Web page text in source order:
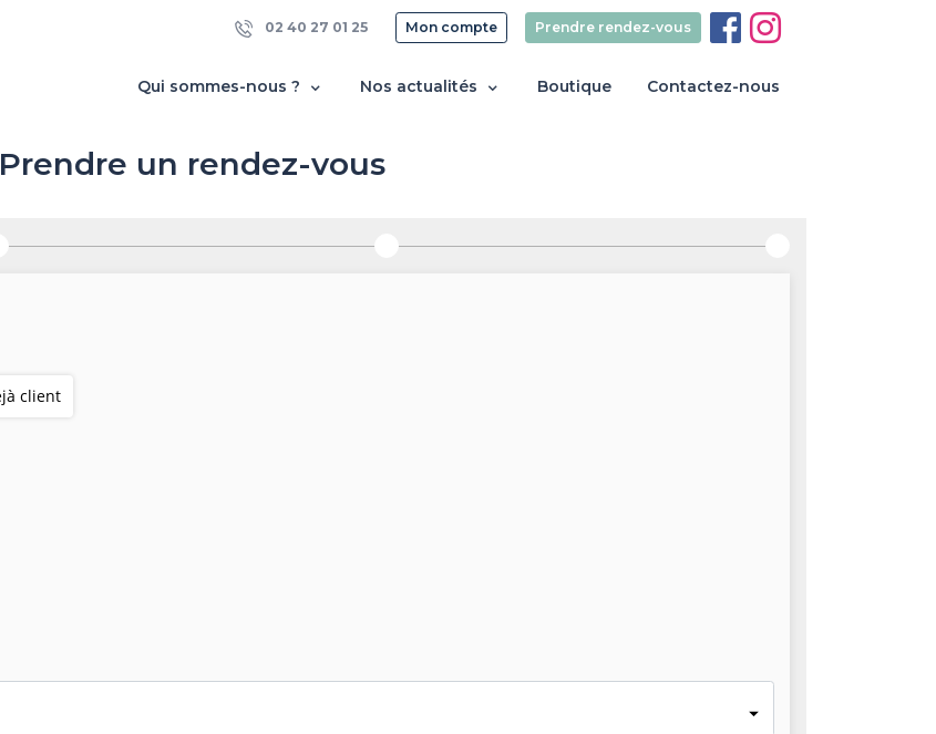
Qui sommes-nous ? Nos actualités Boutique Contactez-nous
02 40 27 01 25 Mon compte Prendre rendez-vous
Prendre un rendez-vous